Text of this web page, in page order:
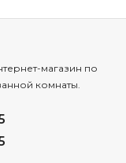
магазин по
комнаты.